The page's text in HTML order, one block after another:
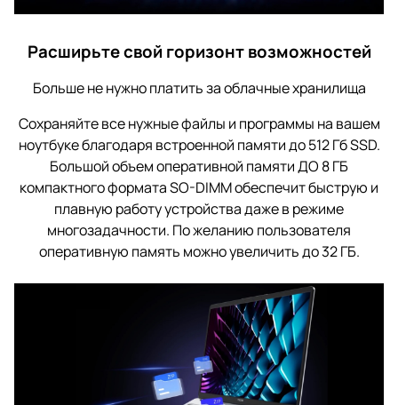
Расширьте свой горизонт возможностей
Больше не нужно платить за облачные хранилища
Сохраняйте все нужные файлы и программы на вашем
ноутбуке благодаря встроенной памяти до 512 Гб SSD.
Большой объем оперативной памяти ДО 8 ГБ
компактного формата SO-DIMM обеспечит быструю и
плавную работу устройства даже в режиме
многозадачности. По желанию пользователя
оперативную память можно увеличить до 32 ГБ.